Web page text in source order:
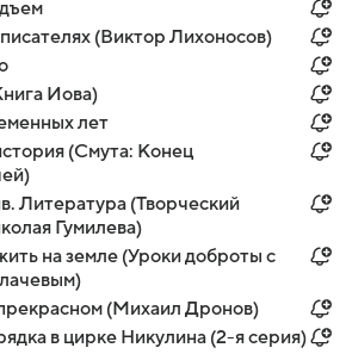
(Виктор Лихоносов)
Иова)
лет
(Смута: Конец
Литература (Творческий
Гумилева)
на земле (Уроки доброты с
(Михаил Дронов)
в цирке Никулина (2-я серия)